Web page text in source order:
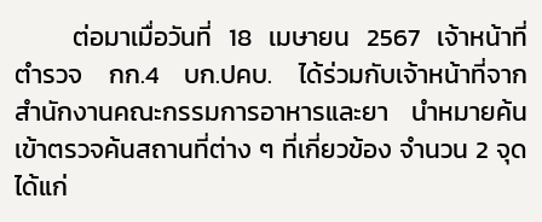
ต่อมาเมื่อวันที่ 18 เมษายน 2567 เจ้าหน้าที่
ตำรวจ กก.4 บก.ปคบ. ได้ร่วมกับเจ้าหน้าที่จาก
สำนักงานคณะกรรมการอาหารและยา นำหมายค้น
เข้าตรวจค้นสถานที่ต่าง ๆ ที่เกี่ยวข้อง จำนวน 2 จุด
ได้แก่